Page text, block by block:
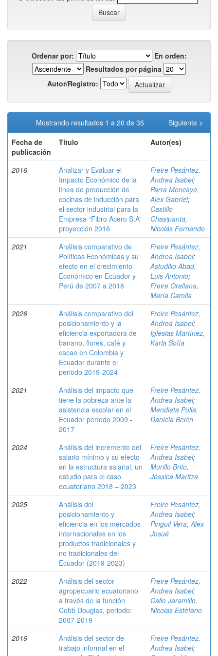
Ordenar por:
En orden:
Resultados por página
Autor/Registro:
Mostrando resultados 1 a 20 de 35
Siguiente >
Fecha de
publicación
Título Autor(es)
2016
Analizar y Evaluar el
Impacto Económico de la
línea de producción de
cocinas de inducción para
el sector industrial para la
Empresa “Fibro Acero S.A”
proyección 2016
Freire Pesántez,
Andrea Isabel;
Parra Moncayo,
Alex Gabriel;
Castillo
Chasipanta,
Nicolás Fernando
2021
Análisis comparativo de
Políticas Económicas y su
efecto en el crecimiento
Económico en Ecuador y
Perú de 2007 a 2018
Freire Pesántez,
Andrea Isabel;
Astudillo Abad,
Luis Antonio;
Freire Orellana,
María Camila
2026
Análisis comparativo del
posicionamiento y la
eficiencia exportadora de
banano, flores, café y
cacao en Colombia y
Ecuador durante el
periodo 2019-2024
Freire Pesántez,
Andrea Isabel;
Iglesias Martínez,
Karla Sofía
2021
Análisis del impacto que
tiene la pobreza ante la
asistencia escolar en el
Ecuador período 2009 -
2017
Freire Pesántez,
Andrea Isabel;
Mendieta Pulla,
Daniela Belén
2024
Análisis del incremento del
salario mínimo y su efecto
en la estructura salarial, un
estudio para el caso
ecuatoriano 2018 – 2023
Freire Pesántez,
Andrea Isabel;
Murillo Brito,
Jéssica Maritza
2025
Análisis del
posicionamiento y
eficiencia en los mercados
internacionales en los
productos tradicionales y
no tradicionales del
Ecuador (2019-2023)
Freire Pesántez,
Andrea Isabel;
Pinguil Vera, Alex
Josué
2022
Análisis del sector
agropecuario ecuatoriano
a través de la función
Cobb Douglas, periodo:
2007-2019
Freire Pesántez,
Andrea Isabel;
Calle Jaramillo,
Nicolas Estéfano
2016
Análisis del sector de
trabajo informal en el
Freire Pesántez,
Andrea Isabel;